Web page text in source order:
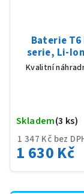
Baterie T6
serie, Li-
Kvalitní
1 347 Kč bez
1 630 Kč
Skladem(3 ks)